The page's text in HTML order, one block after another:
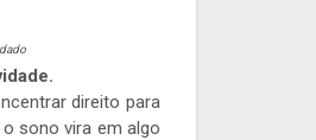
direito para
sono vira em algo